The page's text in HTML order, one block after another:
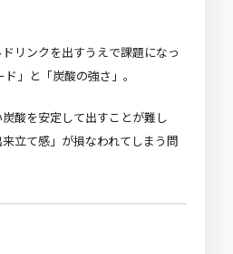
リンクを出すうえで課題になっ
ド」と「炭酸の強さ」 。
酸を安定して出すことが難し
立て感」が損なわれてしまう問